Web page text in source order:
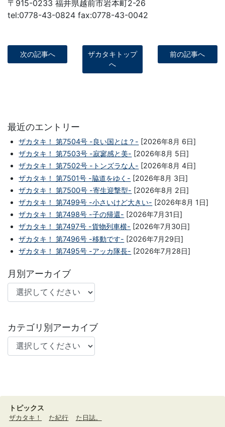
〒915-0233 福井県越前市岩本町2-26
tel:0778-43-0824 fax:0778-43-0042
次の記事へ
ザカタキトップ
へ
前の記事へ
最近のエントリー
ザカタキ！ 第7504号 -良い国とは？- [2026年8月 6日]
ザカタキ！ 第7503号 -寂寥感と美- [2026年8月 5日]
ザカタキ！ 第7502号 -トンズラな人- [2026年8月 4日]
ザカタキ！ 第7501号 -脇道をゆく- [2026年8月 3日]
ザカタキ！ 第7500号 -寄生迎撃型- [2026年8月 2日]
ザカタキ！ 第7499号 -小さいけど大きい- [2026年8月 1日]
ザカタキ！ 第7498号 -子の帰還- [2026年7月31日]
ザカタキ！ 第7497号 -貨物列車横- [2026年7月30日]
ザカタキ！ 第7496号 -移動です- [2026年7月29日]
ザカタキ！ 第7495号 -アッカ隊長- [2026年7月28日]
月別アーカイブ
カテゴリ別アーカイブ
トピックス
ザカタキ！ た紀行 た日誌。